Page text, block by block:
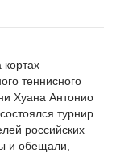
теннисного
Хуана Антонио
турнир
российских
и обещали,